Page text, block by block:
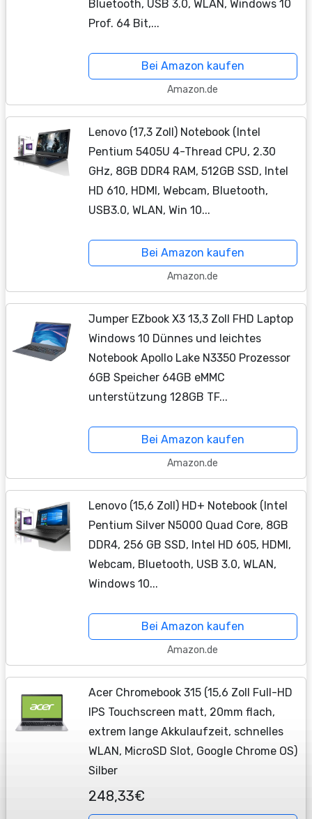
Bluetooth, USB 3.0, WLAN, Windows 10
Prof. 64 Bit,...
Bei Amazon kaufen
Amazon.de
Lenovo (17,3 Zoll) Notebook (Intel
Pentium 5405U 4-Thread CPU, 2.30
GHz, 8GB DDR4 RAM, 512GB SSD, Intel
HD 610, HDMI, Webcam, Bluetooth,
USB3.0, WLAN, Win 10...
Bei Amazon kaufen
Amazon.de
Jumper EZbook X3 13,3 Zoll FHD Laptop
Windows 10 Dünnes und leichtes
Notebook Apollo Lake N3350 Prozessor
6GB Speicher 64GB eMMC
unterstützung 128GB TF...
Bei Amazon kaufen
Amazon.de
Lenovo (15,6 Zoll) HD+ Notebook (Intel
Pentium Silver N5000 Quad Core, 8GB
DDR4, 256 GB SSD, Intel HD 605, HDMI,
Webcam, Bluetooth, USB 3.0, WLAN,
Windows 10...
Bei Amazon kaufen
Amazon.de
Acer Chromebook 315 (15,6 Zoll Full-HD
IPS Touchscreen matt, 20mm flach,
extrem lange Akkulaufzeit, schnelles
WLAN, MicroSD Slot, Google Chrome OS)
Silber
248,33€